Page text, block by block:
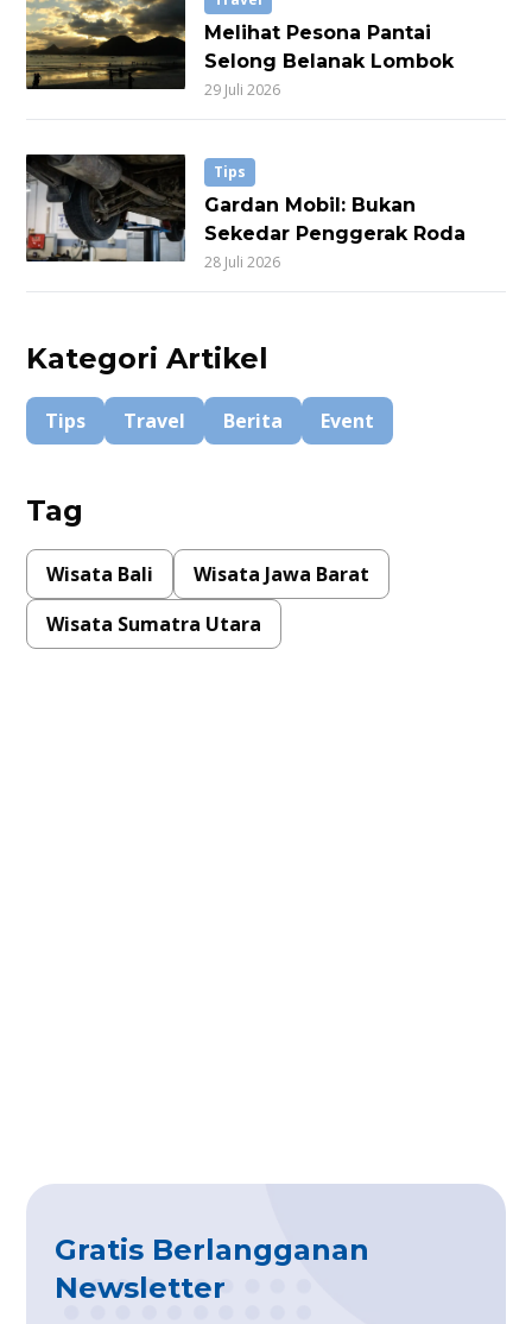
Melihat Pesona Pantai
Selong Belanak Lombok
29 Juli 2026
Tips
Gardan Mobil: Bukan
Sekedar Penggerak Roda
28 Juli 2026
Kategori Artikel
Tips Travel Berita Event
Tag
Wisata Bali
Wisata Jawa Barat
Wisata Sumatra Utara
Gratis Berlangganan
Newsletter